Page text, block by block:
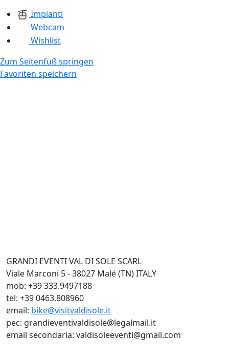
Impianti
Webcam
Wishlist
Zum Seitenfuß springen
Favoriten speichern
GRANDI EVENTI VAL DI SOLE SCARL
Viale Marconi 5 - 38027 Malé (TN) ITALY
mob: +39 333.9497188
tel: +39 0463.808960
email: bike@visitvaldisole.it
pec: grandieventivaldisole@legalmail.it
email secondaria: valdisoleeventi@gmail.com